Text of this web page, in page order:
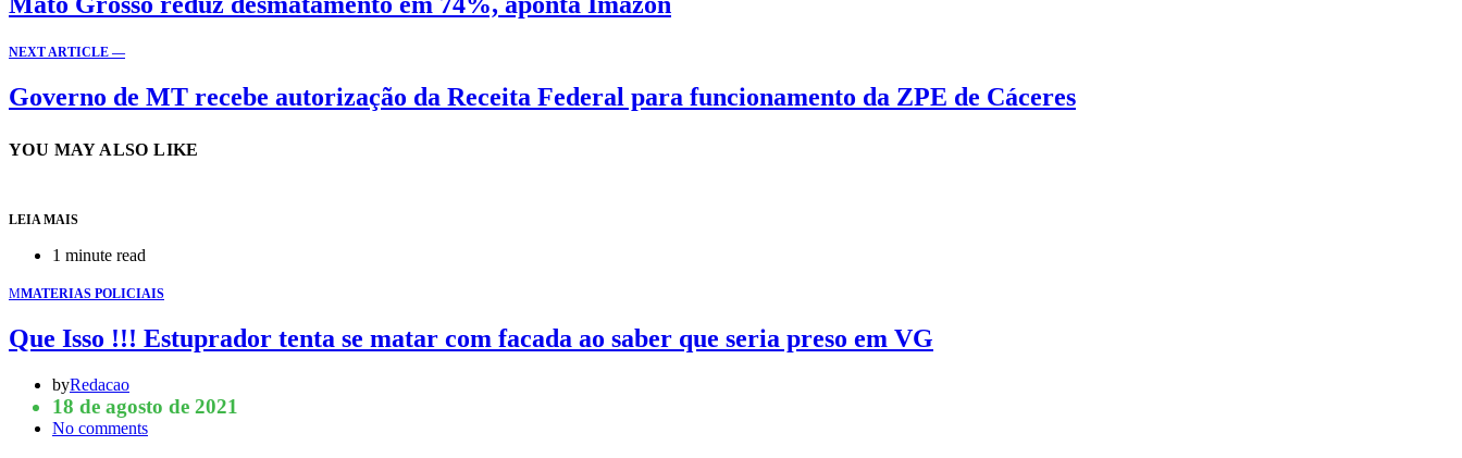
NEXT ARTICLE —
Governo de MT recebe autorização da Receita Federal para funcionamento da ZPE de Cáceres
YOU MAY ALSO LIKE
LEIA MAIS
1 minute read
MMATERIAS POLICIAIS
Que Isso !!! Estuprador tenta se matar com facada ao saber que seria preso em VG
byRedacao
18 de agosto de 2021
No comments